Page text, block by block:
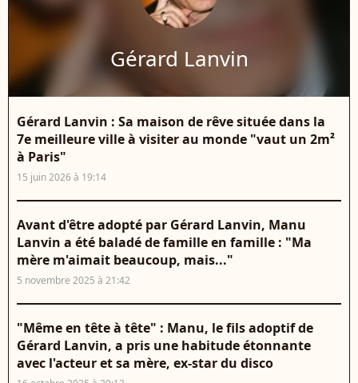
Gérard Lanvin
Gérard Lanvin : Sa maison de rêve située dans la
7e meilleure ville à visiter au monde "vaut un 2m²
à Paris"
15 juin 2026 à 19:14
Avant d'être adopté par Gérard Lanvin, Manu
Lanvin a été baladé de famille en famille : "Ma
mère m'aimait beaucoup, mais..."
5 novembre 2025 à 21:42
"Même en tête à tête" : Manu, le fils adoptif de
Gérard Lanvin, a pris une habitude étonnante
avec l'acteur et sa mère, ex-star du disco